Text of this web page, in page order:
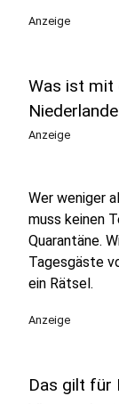
Anzeige
Was ist mit
Anzeige
Wer weniger
muss keinen
Quarantäne.
Tagesgäste
ein Rätsel.
Anzeige
Das gilt für